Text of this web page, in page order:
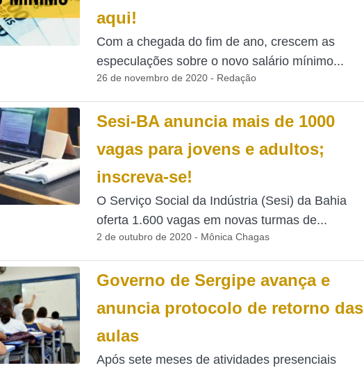
aqui!
Com a chegada do fim de ano, crescem as
especulações sobre o novo salário mínimo...
26 de novembro de 2020 - Redação
Sesi-BA anuncia mais de 1000
vagas para jovens e adultos;
inscreva-se!
O Serviço Social da Indústria (Sesi) da Bahia
oferta 1.600 vagas em novas turmas de...
2 de outubro de 2020 - Mônica Chagas
Governo de Sergipe avança e
anuncia protocolo de retorno das
aulas
Após sete meses de atividades presenciais